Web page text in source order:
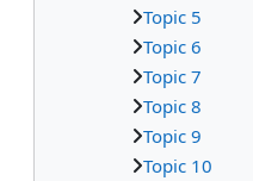
Topic 5
Topic 6
Topic 7
Topic 8
Topic 9
Topic 10